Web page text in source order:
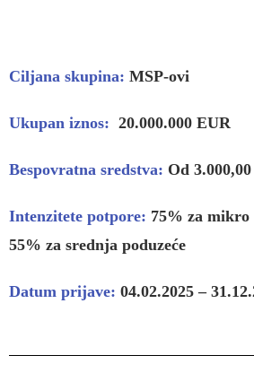
Ciljana skupina: MSP-ovi
Ukupan iznos: 20.000.000 EUR
Bespovratna sredstva: Od
Intenzitete potpore: 75% za mikro
55% za srednja poduzeće
Datum prijave: 04.02.2025 –